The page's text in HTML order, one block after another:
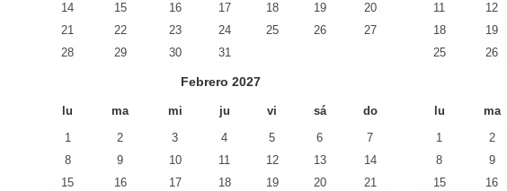
14
15 16 17 18 19
20
21
22 23 24 25 26
27
28
29 30 31
11
12
18
19
25
26
Febrero 2027
lu ma mi ju vi sá do
1 2 3 4 5 6
7
8
9 10 11 12 13
14
15
16 17 18 19 20
21
lu ma
1 2
8
9
15
16